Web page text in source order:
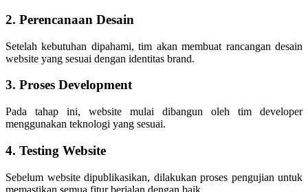
2. Perencanaan Desain
Setelah kebutuhan dipahami, tim akan membuat rancangan desain
website yang sesuai dengan identitas brand.
3. Proses Development
Pada tahap ini, website mulai dibangun oleh tim developer
menggunakan teknologi yang sesuai.
4. Testing Website
Sebelum website dipublikasikan, dilakukan proses pengujian untuk
memastikan semua fitur berjalan dengan baik.